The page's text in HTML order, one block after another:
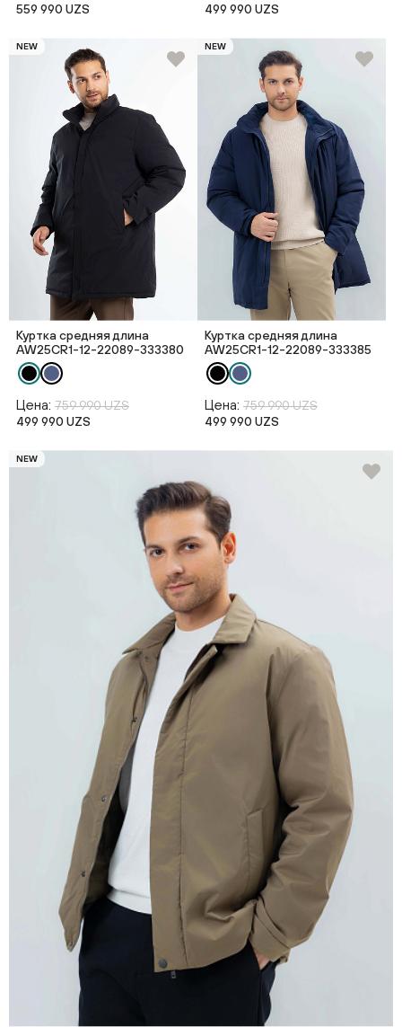
559 990 UZS 499 990 UZS
NEW
Куртка средняя длина
AW25CR1-12-22089-333380
Цена: 759 990 UZS
499 990 UZS
NEW
Куртка средняя длина
AW25CR1-12-22089-333385
Цена: 759 990 UZS
499 990 UZS
NEW